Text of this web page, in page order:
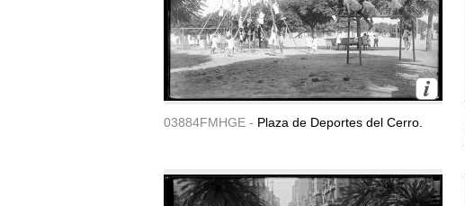
03884FMHGE - Plaza de Deportes del Cerro.